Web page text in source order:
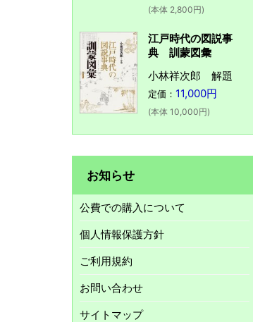
(本体 2,800円)
江戸時代の図説事
典 訓蒙図彙
小林祥次郎 解題
定価： 11,000円
(本体 10,000円)
お知らせ
公費での購入について
個人情報保護方針
ご利用規約
お問い合わせ
サイトマップ